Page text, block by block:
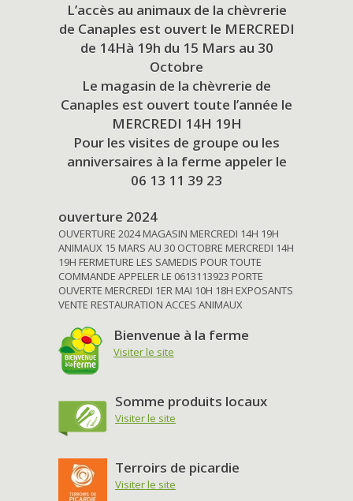
L’accès au animaux de la chèvrerie
de Canaples est ouvert le MERCREDI
de 14Hà 19h du 15 Mars au 30
Octobre
Le magasin de la chèvrerie de
Canaples est ouvert toute l’année le
MERCREDI 14H 19H
Pour les visites de groupe ou les
anniversaires à la ferme appeler le
06 13 11 39 23
ouverture 2024
OUVERTURE 2024 MAGASIN MERCREDI 14H 19H
ANIMAUX 15 MARS AU 30 OCTOBRE MERCREDI 14H
19H FERMETURE LES SAMEDIS POUR TOUTE
COMMANDE APPELER LE 0613113923 PORTE
OUVERTE MERCREDI 1ER MAI 10H 18H EXPOSANTS
VENTE RESTAURATION ACCES ANIMAUX
Bienvenue à la ferme
Visiter le site
Somme produits locaux
Visiter le site
Terroirs de picardie
Visiter le site